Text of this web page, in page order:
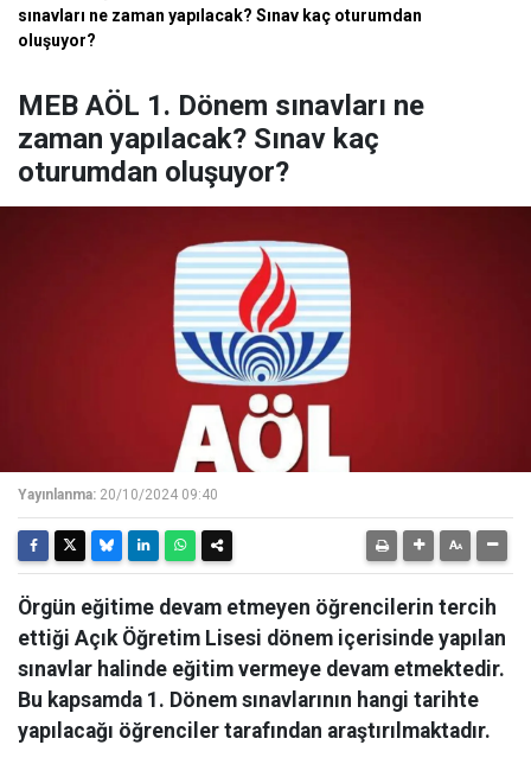
sınavları ne zaman yapılacak? Sınav kaç oturumdan
oluşuyor?
MEB AÖL 1. Dönem sınavları ne
zaman yapılacak? Sınav kaç
oturumdan oluşuyor?
Yayınlanma: 20/10/2024 09:40
Örgün eğitime devam etmeyen öğrencilerin tercih
ettiği Açık Öğretim Lisesi dönem içerisinde yapılan
sınavlar halinde eğitim vermeye devam etmektedir.
Bu kapsamda 1. Dönem sınavlarının hangi tarihte
yapılacağı öğrenciler tarafından araştırılmaktadır.